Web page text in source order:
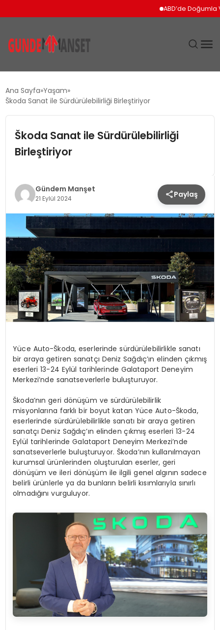
ABD’de Doğumla
EKONOMI
TEKNOLOJI
YAŞAM
Ana Sayfa Yaşam
Škoda Sanat ile Sürdürülebilirliği Birleştiriyor
Škoda Sanat ile Sürdürülebilirliği
Birleştiriyor
Gündem Manşet
21 Eylül 2024 Paylaş
Yüce Auto-Škoda, eserlerinde sürdürülebilirlikle sanatı
bir araya getiren sanatçı Deniz Sağdıç’ın elinden çıkmış
eserleri 13-24 Eylül tarihlerinde Galataport Deneyim
Merkezi’nde sanatseverlerle buluşturuyor.
Škoda’nın geri dönüşüm ve sürdürülebilirlik
misyonlarına farklı bir boyut katan Yüce Auto-Škoda,
eserlerinde sürdürülebilirlikle sanatı bir araya getiren
sanatçı Deniz Sağdıç’ın elinden çıkmış eserleri 13-24
Eylül tarihlerinde Galataport Deneyim Merkezi’nde
sanatseverlerle buluşturuyor. Škoda’nın kullanılmayan
kurumsal ürünlerinden oluşturulan eserler, geri
dönüşüm ve ileri dönüşüm ile ilgili genel algının sadece
belirli ürünlerle ya da bunların belirli kısımlarıyla sınırlı
olmadığını vurguluyor.